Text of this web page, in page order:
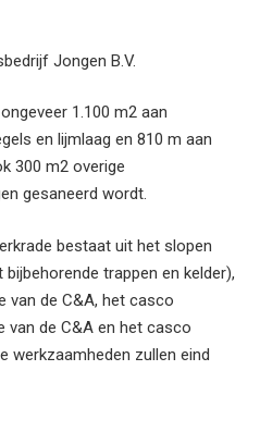
Jongen B.V.
1.100 m2 aan
en lijmlaag en 810 m aan
300 m2 overige
gesaneerd wordt.
bestaat uit het slopen
trappen en kelder),
van de C&A, het casco
van de C&A en het casco
werkzaamheden zullen eind